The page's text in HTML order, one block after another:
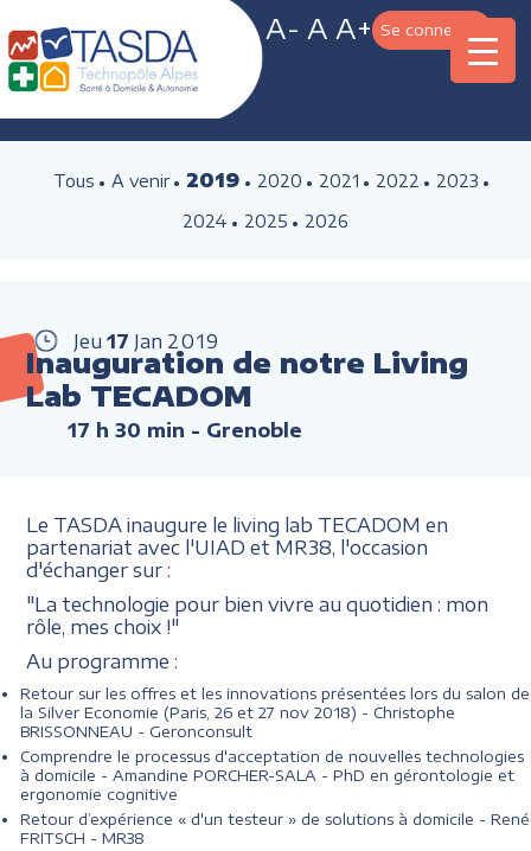
A- A A+ Se connecter
Tous A venir 2019 2020 2021 2022
2023
2024
2025 2026
Jeu 17 Jan 2019
Inauguration de notre Living
Lab TECADOM
17 h 30 min - Grenoble
Le TASDA inaugure le living lab TECADOM en
partenariat avec l'UIAD et MR38, l'occasion
d'échanger sur :
"La technologie pour bien vivre au quotidien : mon
rôle, mes choix !"
Au programme :
Retour sur les offres et les innovations présentées lors du salon de
la Silver Economie (Paris, 26 et 27 nov 2018) - Christophe
BRISSONNEAU - Geronconsult
Comprendre le processus d'acceptation de nouvelles technologies
à domicile - Amandine PORCHER-SALA - PhD en gérontologie et
ergonomie cognitive
Retour d’expérience « d'un testeur » de solutions à domicile - René
FRITSCH - MR38